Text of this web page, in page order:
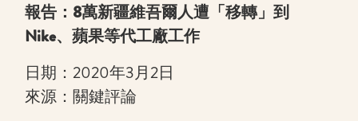
報告：8萬新疆維吾爾人遭「移轉」到
Nike、蘋果等代工廠工作
日期：2020年3月2日
來源：關鍵評論